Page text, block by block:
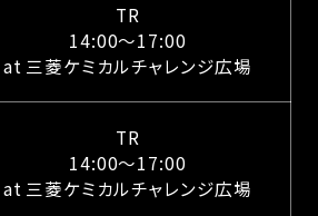
TR
14:00〜17:00
at 三菱ケミカルチャレンジ広場
TR
14:00〜17:00
at 三菱ケミカルチャレンジ広場